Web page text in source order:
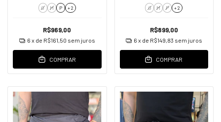
G M P + 2
R$969,00
6 x de R$161,50 sem juros
COMPRAR
G M P + 2
R$899,00
6 x de R$149,83 sem juros
COMPRAR